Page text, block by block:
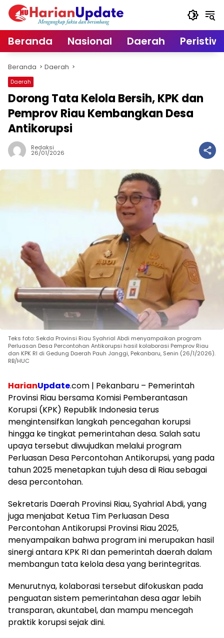
Langsung
Beranda Nasional Daerah
Beranda Daerah
Daerah
Dorong Tata Kelola Bersih, KPK dan
Pemprov Riau Kembangkan Desa
Antikorupsi
Redaksi
26/01/2026
Teks foto: Sekda Provinsi Riau Syahrial Abdi menyampaikan program
Perluasan Desa Percontohan Antikorupsi hasil kolaborasi Pemprov Riau
dan KPK RI di Gedung Daerah Pauh Janggi, Pekanbaru, Senin (26/1/2026).
RB/HUC
HarianUpdate.com | Pekanbaru – Pemerintah
Provinsi Riau bersama Komisi Pemberantasan
Korupsi (KPK) Republik Indonesia terus
mengintensifkan langkah pencegahan korupsi
hingga ke tingkat pemerintahan desa. Salah satu
upaya tersebut diwujudkan melalui program
Perluasan Desa Percontohan Antikorupsi, yang pada
tahun 2025 menetapkan tujuh desa di Riau sebagai
desa percontohan.
Sekretaris Daerah Provinsi Riau, Syahrial Abdi, yang
juga menjabat Ketua Tim Perluasan Desa
Percontohan Antikorupsi Provinsi Riau 2025,
menyampaikan bahwa program ini merupakan hasil
sinergi antara KPK RI dan pemerintah daerah dalam
membangun tata kelola desa yang berintegritas.
Menurutnya, kolaborasi tersebut difokuskan pada
penguatan sistem pemerintahan desa agar lebih
transparan, akuntabel, dan mampu mencegah
praktik korupsi sejak dini.